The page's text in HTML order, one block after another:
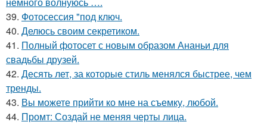
39. Фотосессия "под ключ.
40. Делюсь своим секретиком.
41. Полный фотосет с новым образом Ананьи для
свадьбы друзей.
42. Десять лет, за которые стиль менялся быстрее, чем
тренды.
43. Вы можете прийти ко мне на съемку, любой.
44. Промт: Создай не меняя черты лица.